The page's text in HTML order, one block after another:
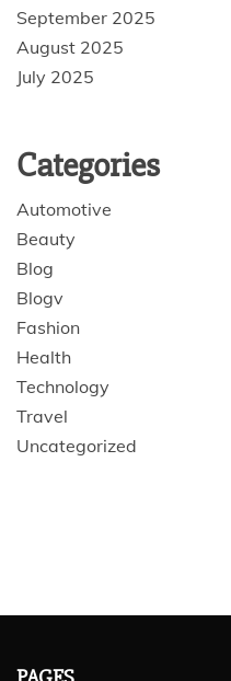
September 2025
August 2025
July 2025
Categories
Automotive
Beauty
Blog
Blogv
Fashion
Health
Technology
Travel
Uncategorized